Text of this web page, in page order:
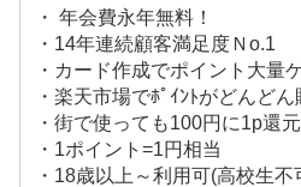
・ 年会費永年無料！
・14年連続顧客満足度Ｎo.1
・カード作成でポイント大量
・楽天市場でﾎﾟｲﾝﾄがどんどん
・街で使っても100円に1p還元
・1ポイント=1円相当
・18歳以上～利用可(高校生不